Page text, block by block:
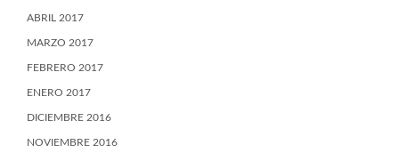
ABRIL 2017
MARZO 2017
FEBRERO 2017
ENERO 2017
DICIEMBRE 2016
NOVIEMBRE 2016